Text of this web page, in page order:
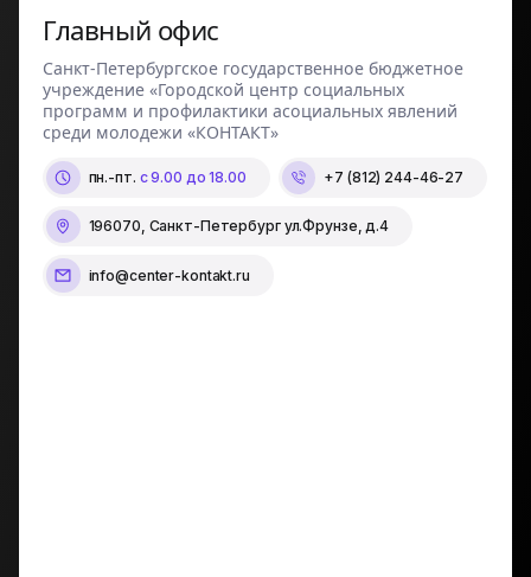
Главный офис
Санкт-Петербургское государственное бюджетное
учреждение «Городской центр социальных
программ и профилактики асоциальных явлений
среди молодежи «КОНТАКТ»
пн.-пт. с 9.00 до 18.00 +7 (812) 244-46-27
196070, Санкт-Петербург ул.Фрунзе, д.4
info@center-kontakt.ru